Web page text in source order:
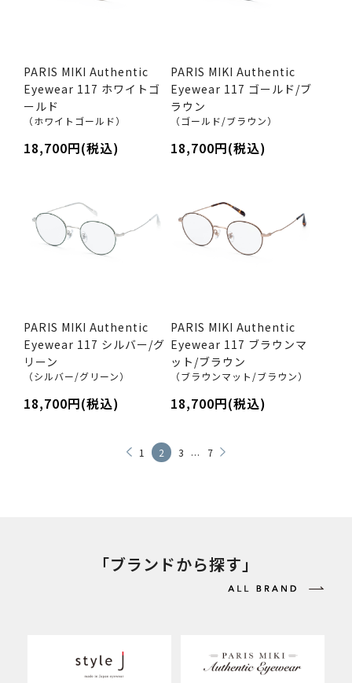
PARIS MIKI Authentic
Eyewear 117 ホワイトゴ
ールド
（ホワイトゴールド）
18,700円(税込)
PARIS MIKI Authentic
Eyewear 117 ゴールド/ブ
ラウン
（ゴールド/ブラウン）
18,700円(税込)
PARIS MIKI Authentic
Eyewear 117 シルバー/グ
リーン
（シルバー/グリーン）
18,700円(税込)
PARIS MIKI Authentic
Eyewear 117 ブラウンマ
ット/ブラウン
（ブラウンマット/ブラウン）
18,700円(税込)
1 2 3 ... 7
「ブランドから探す」